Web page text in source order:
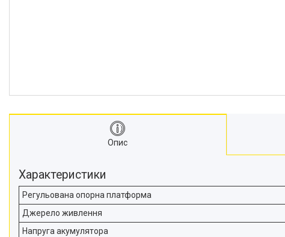
Опис
Характеристики
Регульована опорна платформа
Джерело живлення
Напруга акумулятора